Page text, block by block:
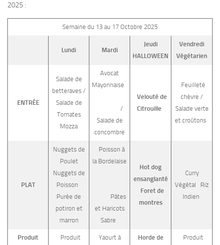
2025 :
Semaine du 13 au 17 Octobre 2025
Lundi Mardi
Jeudi
HALLOWEEN
Vendredi
Végétarien
ENTRÉE
Salade de
betteraves /
Salade de
Tomates
Mozza
Avocat
Mayonnaise
/
Salade de
concombre
Velouté de
Citrouille
Feuilleté
chèvre /
Salade verte
et croûtons
PLAT
Nuggets de
Poulet
Nuggets de
Poisson
Purée de
potiron et
marron
Poisson à
la Bordelaise
Pâtes
et Haricots
Sabre
Hot dog
ensanglanté
Foret de
montres
Curry
Végétal Riz
Indien
Produit
Produit
Yaourt à
Horde de
Produit